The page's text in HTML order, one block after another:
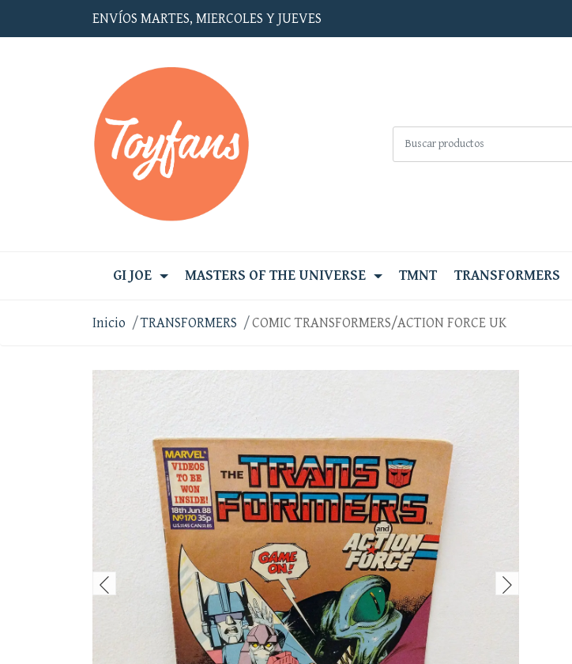
ENVÍOS MARTES, MIERCOLES Y JUEVES
GI JOE MASTERS OF THE UNIVERSE TMNT TRANSFORMERS
Inicio TRANSFORMERS COMIC TRANSFORMERS/ACTION FORCE UK